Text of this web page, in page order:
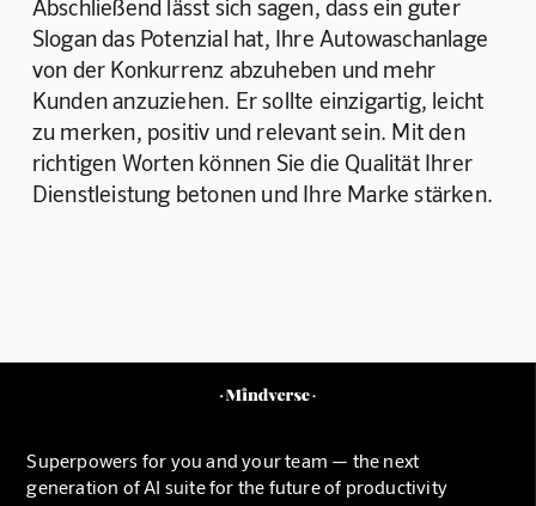
Abschließend lässt sich sagen, dass ein guter
Slogan das Potenzial hat, Ihre Autowaschanlage
von der Konkurrenz abzuheben und mehr
Kunden anzuziehen. Er sollte einzigartig, leicht
zu merken, positiv und relevant sein. Mit den
richtigen Worten können Sie die Qualität Ihrer
Dienstleistung betonen und Ihre Marke stärken.
Superpowers for you and your team — the next
generation of AI suite for the future of productivity